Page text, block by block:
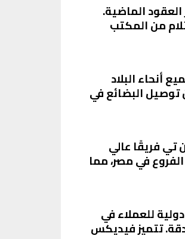
بشكل كبير على مدار العقود الماضية.
من المكتب
أنحاء البلاد
البضائع في
فريقًا عالي
في مصر، مما
للعملاء في
تتميز فيديكس